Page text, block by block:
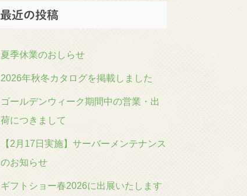
最近の投稿
夏季休業のおしらせ
2026年秋冬カタログを掲載しました
ゴールデンウィーク期間中の営業・出
荷につきまして
【2月17日実施】サーバーメンテナンス
のお知らせ
ギフトショー春2026に出展いたします